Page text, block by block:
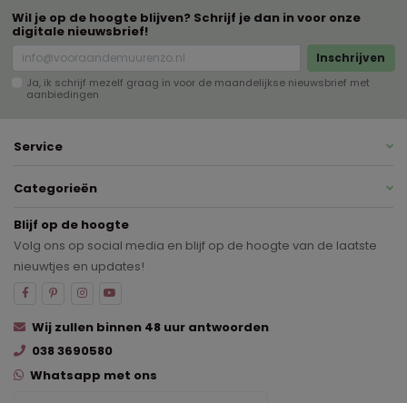
Wil je op de hoogte blijven? Schrijf je dan in voor onze
digitale nieuwsbrief!
Inschrijven
Ja, ik schrijf mezelf graag in voor de maandelijkse nieuwsbrief met
aanbiedingen
Service
Categorieën
Blijf op de hoogte
Volg ons op social media en blijf op de hoogte van de laatste
nieuwtjes en updates!
Wij zullen binnen 48 uur antwoorden
038 3690580
Whatsapp met ons